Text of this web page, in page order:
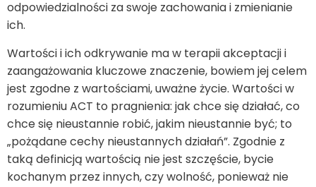
odpowiedzialności za swoje zachowania i zmienianie
ich.
Wartości i ich odkrywanie ma w terapii akceptacji i
zaangażowania kluczowe znaczenie, bowiem jej celem
jest zgodne z wartościami, uważne życie. Wartości w
rozumieniu ACT to pragnienia: jak chce się działać, co
chce się nieustannie robić, jakim nieustannie być; to
„pożądane cechy nieustannych działań”. Zgodnie z
taką definicją wartością nie jest szczęście, bycie
kochanym przez innych, czy wolność, ponieważ nie